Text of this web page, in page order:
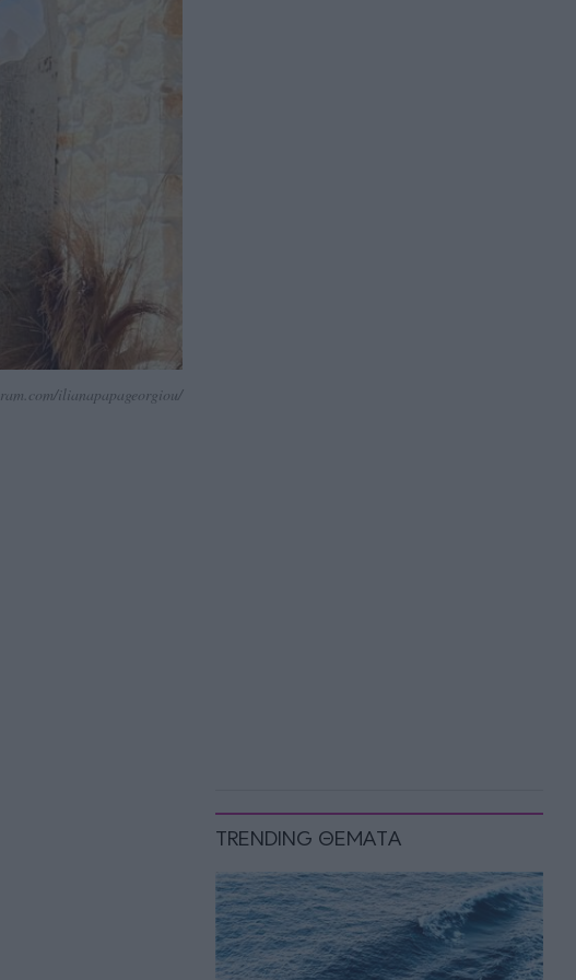
TRENDING ΘΕΜΑΤΑ
ilianapapageorgiou/